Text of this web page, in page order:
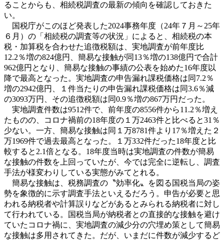
ることからも、相続税調査の最新の傾向を確認しておきた
い。
国税庁がこのほど発表した2024事務年度（24年７月～ 25年
６月）の「相続税の調査等の状況」によると、相続税の本
税・加算税を合わせた追徴税額は、実地調査が前年度比
12.2 ％増の824億円、簡易な接触が同 13％増の138億円で合計
962億円となり、簡易な接触の事績の公表を始めた16年度以
降で最高となった。実地調査の申告漏れ課税価格は同 7.2 ％
増の2942億円、１件当たりの申告漏れ課税価格は同3.6％減
の3093万円、その追徴税額は同0.9％増の867万円だった。
実地調査件数は9512件で、前年度の8556件から11.2 ％増え
たものの、コロナ禍前の18年度の１万2463件と比べると31 ％
少ない。一方、簡易な接触は同１万8781件より 17％増えた２
万1969件で過去最高となった。１万332件だった18年度と比
較すると 2.1倍となる。 18年度当時は実地調査の件数が簡易
な接触の件数を上回っていたが、今では完全に逆転し、調査
手法が様変わりしている実態がみてとれる。
簡易な接触は、税務調査の〝効率化〟を図る国税当局の姿
勢を象徴的に示す調査手法といえるだろう。申告が必要と思
われる納税者や計算誤りなどがあるとみられる納税者に対し
て行われている。国税当局が納税者との直接的な接触を避け
ていたコロナ禍に、実地調査の減少分の穴埋め策として簡易
な接触は多用されてきた。だが、 いまだに件数が減少するど